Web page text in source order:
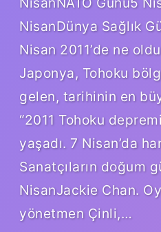
NisanDünya Sağlık
Nisan 2011’de ne
Japonya, Tohoku
gelen, tarihinin en
“2011 Tohoku
yaşadı. 7 Nisan’da
Sanatçıların doğum
NisanJackie Chan.
yönetmen Çinli,…